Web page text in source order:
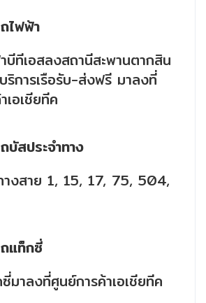
ไฟฟ้า
บีทีเอสลงสถานีสะพานตากสิน
ริการเรือรับ-ส่งฟรี มาลงที่
เอเชียทีค
บัสประจำทาง
างสาย 1, 15, 17, 75, 504,
แท็กซี่
มาลงที่ศูนย์การค้าเอเชียทีค